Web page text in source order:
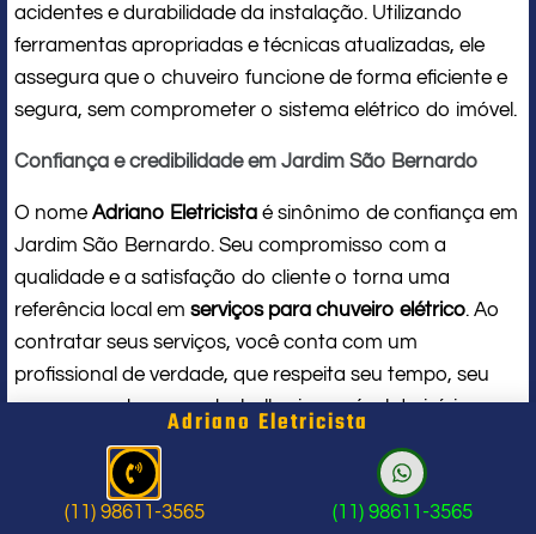
acidentes e durabilidade da instalação. Utilizando
ferramentas apropriadas e técnicas atualizadas, ele
assegura que o chuveiro funcione de forma eficiente e
segura, sem comprometer o sistema elétrico do imóvel.
Confiança e credibilidade em Jardim São Bernardo
O nome Adriano Eletricista é sinônimo de confiança em
Jardim São Bernardo. Seu compromisso com a
qualidade e a satisfação do cliente o torna uma
referência local em serviços para chuveiro elétrico. Ao
contratar seus serviços, você conta com um
profissional de verdade, que respeita seu tempo, seu
espaço e entrega um trabalho impecável do início ao
Problema com chuveiro: sinais que
Adriano Eletricista
(11) 98611-3565 (11) 98611-3565